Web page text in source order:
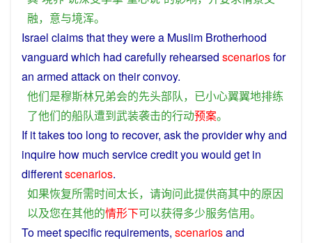
融， 意与境浑。
Israel claimsthattheywerea Muslim Brotherhood
vanguard which had carefully rehearsed scenariosfor
an armed attackon theirconvoy.
他们是穆斯林兄弟会的先头部队， 已小心翼翼地排练
了他们的船队遭到武装袭击的行动预案。
Ifittakestoo long to recover, asktheproviderwhyand
inquire how much servicecredityou would get in
differentscenarios.
如果恢复所需时间太长， 请询问此提供商其中的原因
以及您在其他的情形下可以获得多少服务信用。
To meetspecific requirements, scenariosand